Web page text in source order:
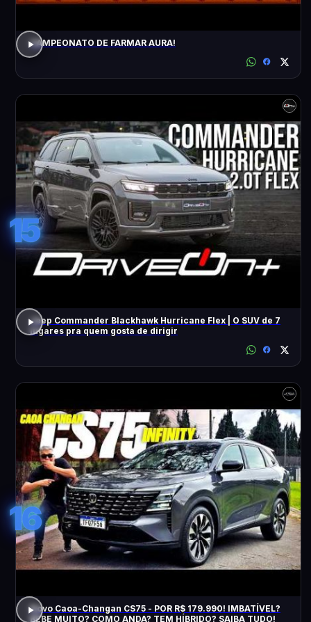
CAMPEONATO DE FARMAR AURA!
15
Jeep Commander Blackhawk Hurricane Flex | O SUV de 7
lugares pra quem gosta de dirigir
16
Novo Caoa-Changan CS75 - POR R$ 179.990! IMBATÍVEL?
BEBE MUITO? COMO ANDA? TEM HÍBRIDO? SAIBA TUDO!